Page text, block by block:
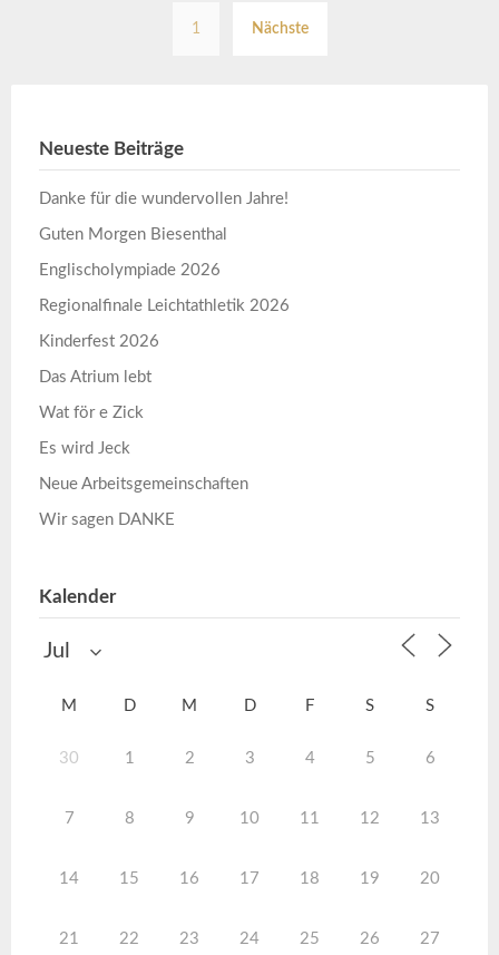
1 Nächste
Neueste Beiträge
Danke für die wundervollen Jahre!
Guten Morgen Biesenthal
Englischolympiade 2026
Regionalfinale Leichtathletik 2026
Kinderfest 2026
Das Atrium lebt
Wat för e Zick
Es wird Jeck
Neue Arbeitsgemeinschaften
Wir sagen DANKE
Kalender
M D M D F S S
30 1 2 3 4 5 6
7 8 9 10 11 12 13
14 15 16 17 18 19 20
21 22 23 24 25 26 27